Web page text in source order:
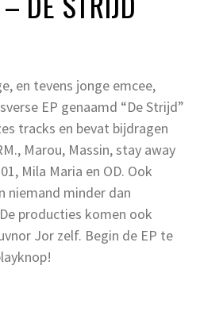
en tevens jonge emcee,
EP genaamd “De Strijd”
tracks en bevat bijdragen
Marou, Massin, stay away
Mila Maria en OD. Ook
niemand minder dan
producties komen ook
Jor zelf. Begin de EP te